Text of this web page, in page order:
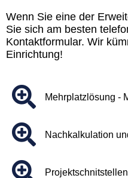
Wenn Sie eine der
Sie sich am besten
Kontaktformular. Wir
Einrichtung!
Mehrplatzlösung -
Nachkalkulation